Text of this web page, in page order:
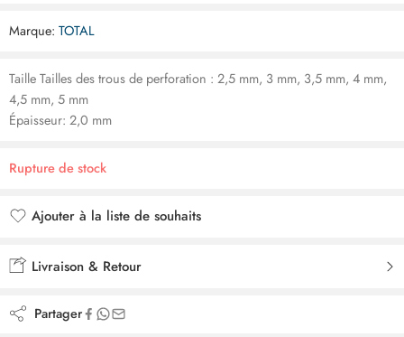
Marque: TOTAL
Taille Tailles des trous de perforation : 2,5 mm, 3 mm, 3,5 mm, 4 mm,
4,5 mm, 5 mm
Épaisseur: 2,0 mm
Rupture de stock
Ajouter à la liste de souhaits
Livraison & Retour
Partager